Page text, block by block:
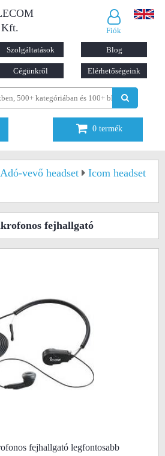
Kft.
Fiók
Szolgáltatások Blog
Cégünkről Elérhetőségeink
0 termék
Adó-vevő headset
Icom headset
fejhallgató
fejhallgató legfontosabb